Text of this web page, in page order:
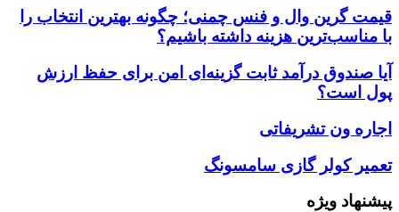
قیمت گرین وال و فنس چمنی؛ چگونه بهترین انتخاب را
با مناسب‌ترین هزینه داشته باشیم؟
آیا صندوق درآمد ثابت گزینه‌ای امن برای حفظ ارزش
پول است؟
اجاره ون تشریفاتی
تعمیر کولر گازی سامسونگ
پیشنهاد ویژه